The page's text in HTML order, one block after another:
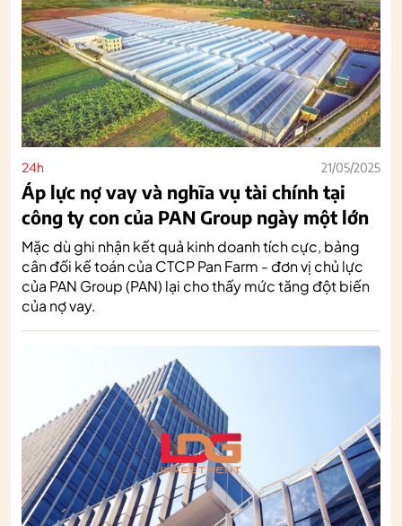
24h 21/05/2025
Áp lực nợ vay và nghĩa vụ tài chính tại
công ty con của PAN Group ngày một lớn
Mặc dù ghi nhận kết quả kinh doanh tích cực, bảng
cân đối kế toán của CTCP Pan Farm - đơn vị chủ lực
của PAN Group (PAN) lại cho thấy mức tăng đột biến
của nợ vay.